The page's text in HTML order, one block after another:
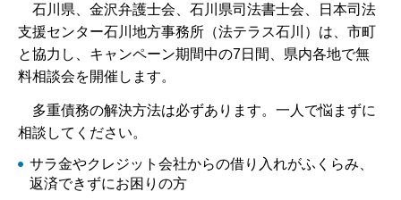
石川県、金沢弁護士会、石川県司法書士会、日本司法
支援センター石川地方事務所（法テラス石川）は、市町
と協力し、キャンペーン期間中の7日間、県内各地で無
料相談会を開催します。
多重債務の解決方法は必ずあります。一人で悩まずに
相談してください。
サラ金やクレジット会社からの借り入れがふくらみ、
返済できずにお困りの方